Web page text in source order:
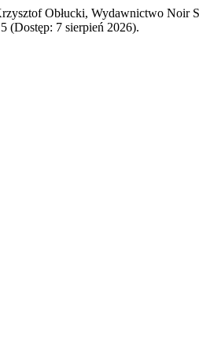
Obłucki, Wydawnictwo Noir
(Dostęp: 7 sierpień 2026).